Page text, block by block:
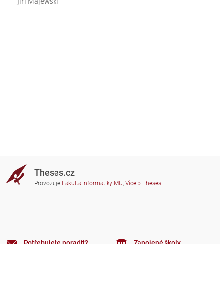
Theses.cz
Provozuje Fakulta informatiky MU, Více o Theses
Potřebujete poradit? Zapojené školy